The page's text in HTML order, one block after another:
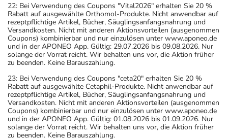
22: Bei Verwendung des Coupons "Vital2026" erhalten Sie 20 %
Rabatt auf ausgewählte Orthomol-Produkte. Nicht anwendbar auf
rezeptpflichtige Artikel, Bücher, Säuglingsanfangsnahrung und
Versandkosten. Nicht mit anderen Aktionsvorteilen (ausgenommen
Coupons) kombinierbar und nur einzulösen unter www.aponeo.de
und in der APONEO App. Gültig: 29.07.2026 bis 09.08.2026. Nur
solange der Vorrat reicht. Wir behalten uns vor, die Aktion früher
zu beenden. Keine Barauszahlung.
23: Bei Verwendung des Coupons "ceta20" erhalten Sie 20 %
Rabatt auf ausgewählte Cetaphil-Produkte. Nicht anwendbar auf
rezeptpflichtige Artikel, Bücher, Säuglingsanfangsnahrung und
Versandkosten. Nicht mit anderen Aktionsvorteilen (ausgenommen
Coupons) kombinierbar und nur einzulösen unter www.aponeo.de
und in der APONEO App. Gültig: 01.08.2026 bis 01.09.2026. Nur
solange der Vorrat reicht. Wir behalten uns vor, die Aktion früher
zu beenden. Keine Barauszahlung.